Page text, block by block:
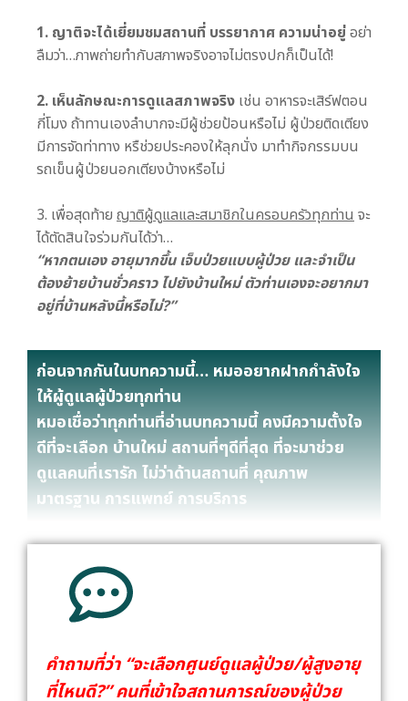
1. ญาติจะได้เยี่ยมชมสถานที่ บรรยากาศ ความน่าอยู่อย่า
ลืมว่า…ภาพถ่ายทำกับสภาพจริงอาจไม่ตรงปกก็เป็นได้!
2. เห็นลักษณะการดูแลสภาพจริง เช่น อาหารจะเสิร์ฟตอน
กี่โมง ถ้าทานเองลำบากจะมีผู้ช่วยป้อนหรือไม่ ผู้ป่วยติดเตียง
มีการจัดท่าทาง หรืช่วยประคองให้ลุกนั่ง มาทำกิจกรรมบน
รถเข็นผู้ป่วยนอกเตียงบ้างหรือไม่
3. เพื่อสุดท้าย ญาติผู้ดูแลและสมาชิกในครอบครัวทุกท่านจะ
ได้ตัดสินใจร่วมกันได้ว่า…
“หากตนเอง อายุมากขึ้น เจ็บป่วยแบบผู้ป่วย และจำเป็น
ต้องย้ายบ้านชั่วคราว ไปยังบ้านใหม่ ตัวท่านเองจะอยากมา
อยู่ที่บ้านหลังนี้หรือไม่?”
ก่อนจากกันในบทความนี้… หมออยากฝากกำลังใจ
ให้ผู้ดูแลผู้ป่วยทุกท่าน
หมอเชื่อว่าทุกท่านที่อ่านบทความนี้ คงมีความตั้งใจ
ดีที่จะเลือก บ้านใหม่ สถานที่ๆดีที่สุด ที่จะมาช่วย
ดูแลคนที่เรารัก ไม่ว่าด้านสถานที่ คุณภาพ
มาตรฐาน การแพทย์ การบริการ
คำถามที่ว่า “จะเลือกศูนย์ดูแลผู้ป่วย/ผู้สูงอายุ
ที่ไหนดี?” คนที่เข้าใจสถานการณ์ของผู้ป่วย